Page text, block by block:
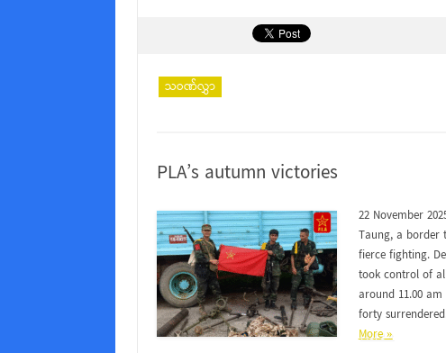
သဝဏ်လွှာ
PLA’s autumn victories
22 November
Taung, a border
fierce fighting.
took control of
around 11.00
forty
More »